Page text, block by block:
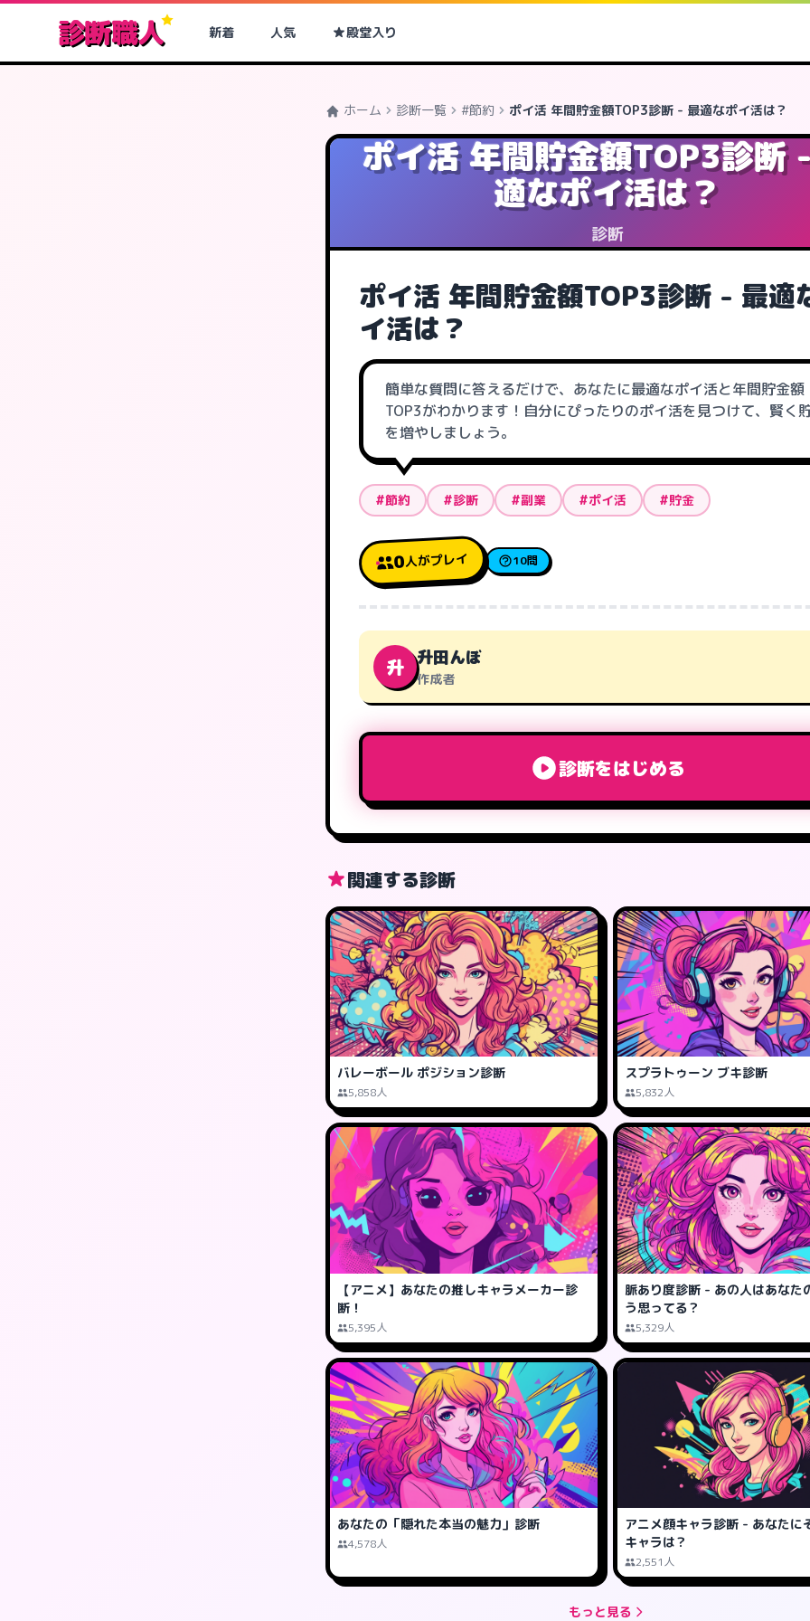
診断職人 新着 人気 殿堂入り
ホーム 診断一覧 #節約 ポイ活 年間貯金額TOP3診断 - 最適なポイ活は？
ポイ活 年間貯金額TOP3診断
適なポイ活は？
診断
ポイ活 年間貯金額TOP3診断 - 最適
イ活は？
簡単な質問に答えるだけで、あなたに最適なポイ活と年間貯金額
TOP3がわかります！自分にぴったりのポイ活を見つけて、賢く
を増やしましょう。
#節約 #診断 #副業 #ポイ活 #貯金
0人がプレイ 10問
升 升田んぼ
作成者
診断をはじめる
関連する診断
バレーボール ポジション診断
5,858人
スプラトゥーン ブキ診断
5,832人
【アニメ】あなたの推しキャラメーカー診
断！
5,395人
脈あり度診断 - あの人はあなた
う思ってる？
5,329人
あなたの「隠れた本当の魅力」診断
4,578人
アニメ顔キャラ診断 - あなたに
キャラは？
2,551人
もっと見る